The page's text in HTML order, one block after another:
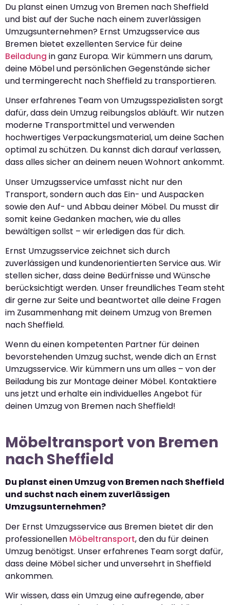
Du planst einen Umzug von Bremen nach Sheffield
und bist auf der Suche nach einem zuverlässigen
Umzugsunternehmen? Ernst Umzugsservice aus
Bremen bietet exzellenten Service für deine
Beiladung in ganz Europa. Wir kümmern uns darum,
deine Möbel und persönlichen Gegenstände sicher
und termingerecht nach Sheffield zu transportieren.
Unser erfahrenes Team von Umzugsspezialisten sorgt
dafür, dass dein Umzug reibungslos abläuft. Wir nutzen
moderne Transportmittel und verwenden
hochwertiges Verpackungsmaterial, um deine Sachen
optimal zu schützen. Du kannst dich darauf verlassen,
dass alles sicher an deinem neuen Wohnort ankommt.
Unser Umzugsservice umfasst nicht nur den
Transport, sondern auch das Ein- und Auspacken
sowie den Auf- und Abbau deiner Möbel. Du musst dir
somit keine Gedanken machen, wie du alles
bewältigen sollst – wir erledigen das für dich.
Ernst Umzugsservice zeichnet sich durch
zuverlässigen und kundenorientierten Service aus. Wir
stellen sicher, dass deine Bedürfnisse und Wünsche
berücksichtigt werden. Unser freundliches Team steht
dir gerne zur Seite und beantwortet alle deine Fragen
im Zusammenhang mit deinem Umzug von Bremen
nach Sheffield.
Wenn du einen kompetenten Partner für deinen
bevorstehenden Umzug suchst, wende dich an Ernst
Umzugsservice. Wir kümmern uns um alles – von der
Beiladung bis zur Montage deiner Möbel. Kontaktiere
uns jetzt und erhalte ein individuelles Angebot für
deinen Umzug von Bremen nach Sheffield!
Möbeltransport von Bremen
nach Sheffield
Du planst einen Umzug von Bremen nach Sheffield
und suchst nach einem zuverlässigen
Umzugsunternehmen?
Der Ernst Umzugsservice aus Bremen bietet dir den
professionellen Möbeltransport, den du für deinen
Umzug benötigst. Unser erfahrenes Team sorgt dafür,
dass deine Möbel sicher und unversehrt in Sheffield
ankommen.
Wir wissen, dass ein Umzug eine aufregende, aber